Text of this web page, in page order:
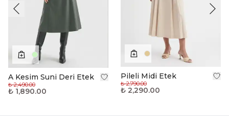
A Kesim Suni Deri Etek
₺ 2,490.00
₺ 1,890.00
Pileli Midi Etek
₺ 2,790.00
₺ 2,290.00